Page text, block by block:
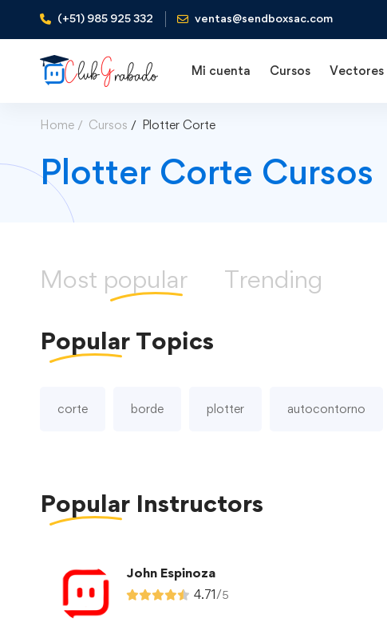
(+51) 985 925 332 ventas@sendboxsac.com
Mi cuenta Cursos Vectores
Home Cursos Plotter Corte
Plotter Corte Cursos
Most popular Trending
Popular Topics
corte borde plotter autocontorno
Popular Instructors
John Espinoza
4.71/5